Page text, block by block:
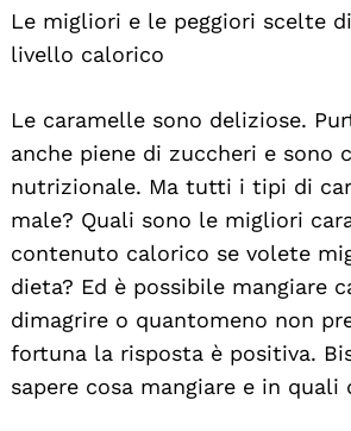
Le migliori e le peggiori scelte
livello calorico
Le caramelle sono deliziose.
anche piene di zuccheri e sono
nutrizionale. Ma tutti i tipi di
male? Quali sono le migliori
contenuto calorico se volete
dieta? Ed è possibile mangiare
dimagrire o quantomeno non
fortuna la risposta è positiva.
sapere cosa mangiare e in quali